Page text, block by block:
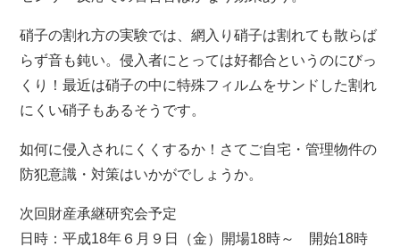
硝子の割れ方の実験では、網入り硝子は割れても散らば
らず音も鈍い。侵入者にとっては好都合というのにびっ
くり！最近は硝子の中に特殊フィルムをサンドした割れ
にくい硝子もあるそうです。
如何に侵入されにくくするか！さてご自宅・管理物件の
防犯意識・対策はいかがでしょうか。
次回財産承継研究会予定
日時：平成18年６月９日（金）開場18時～ 開始18時